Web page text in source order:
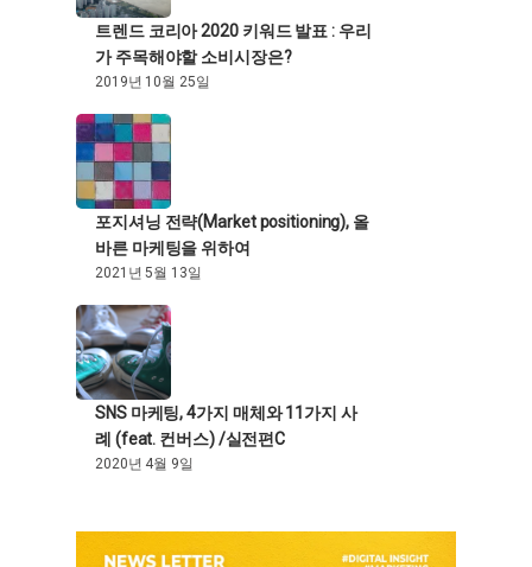
트렌드 코리아 2020 키워드 발표 : 우리
가 주목해야할 소비시장은?
2019년 10월 25일
포지셔닝 전략(Market positioning), 올
바른 마케팅을 위하여
2021년 5월 13일
SNS 마케팅, 4가지 매체와 11가지 사
례 (feat. 컨버스) /실전편C
2020년 4월 9일